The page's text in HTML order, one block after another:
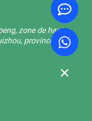
zone de haute
province du